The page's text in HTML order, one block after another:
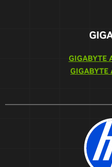
GIGABYTE
GIGABYTE